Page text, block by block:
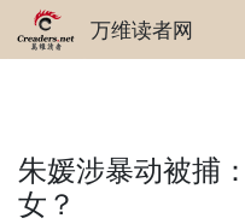
万维读者网
朱媛涉暴动被捕
女？